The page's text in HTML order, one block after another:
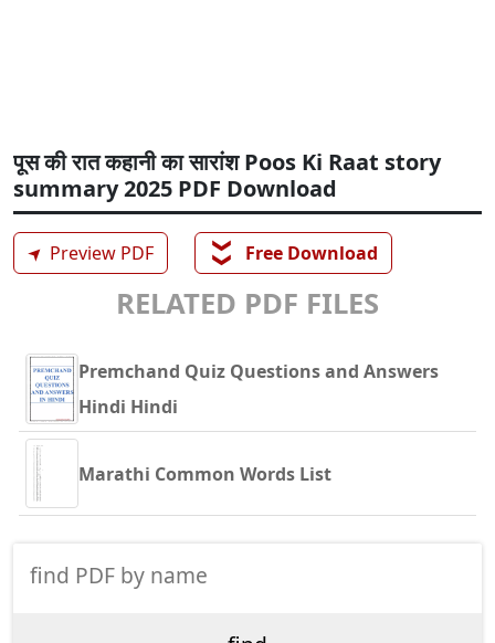
पूस की रात कहानी का सारांश Poos Ki Raat story
summary 2025 PDF Download
➤ Preview PDF ❯❯ Free Download
RELATED PDF FILES
Premchand Quiz Questions and Answers
Hindi Hindi
Marathi Common Words List